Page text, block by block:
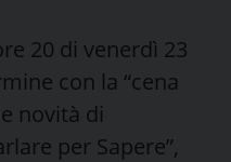
20 di venerdì 23
con la “cena
novità di
per Sapere”,